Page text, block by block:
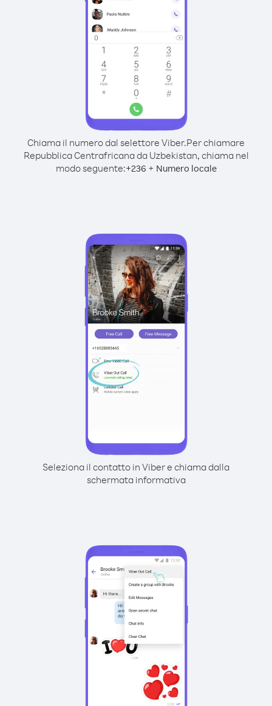
Chiama il numero dal selettore Viber.Per chiamare
Repubblica Centrafricana da Uzbekistan, chiama nel
modo seguente:+236 + Numero locale
Seleziona il contatto in Viber e chiama dalla
schermata informativa